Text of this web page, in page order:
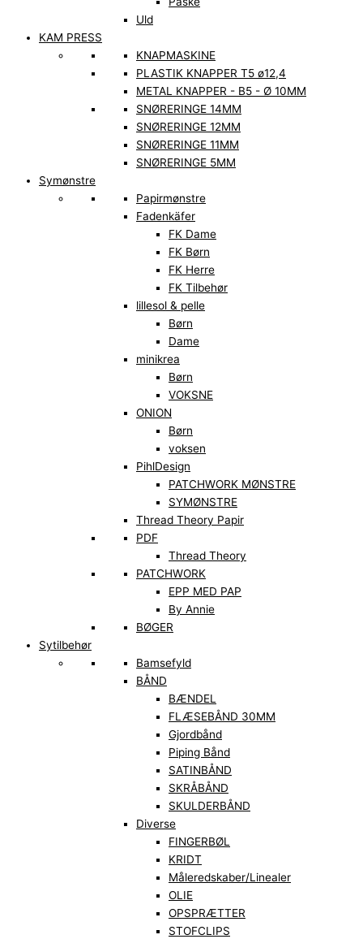
Uld
KAM PRESS
KNAPMASKINE
PLASTIK KNAPPER T5 ø12,4
METAL KNAPPER - B5 - Ø 10MM
SNØRERINGE 14MM
SNØRERINGE 12MM
SNØRERINGE 11MM
SNØRERINGE 5MM
Symønstre
Papirmønstre
Fadenkäfer
FK Dame
FK Børn
FK Herre
FK Tilbehør
lillesol & pelle
Børn
Dame
minikrea
Børn
VOKSNE
ONION
Børn
voksen
PihlDesign
PATCHWORK MØNSTRE
SYMØNSTRE
Thread Theory Papir
PDF
Thread Theory
PATCHWORK
EPP MED PAP
By Annie
BØGER
Sytilbehør
Bamsefyld
BÅND
BÆNDEL
FLÆSEBÅND 30MM
Gjordbånd
Piping Bånd
SATINBÅND
SKRÅBÅND
SKULDERBÅND
Diverse
FINGERBØL
KRIDT
Måleredskaber/Linealer
OLIE
OPSPRÆTTER
STOFCLIPS